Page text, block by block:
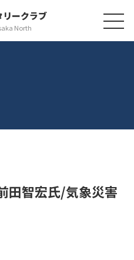
ークラブ
North
智宏氏/気象災害